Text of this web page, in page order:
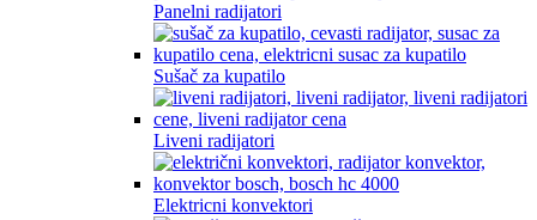
Panelni radijatori
Sušač za kupatilo
Liveni radijatori
Elektricni konvektori